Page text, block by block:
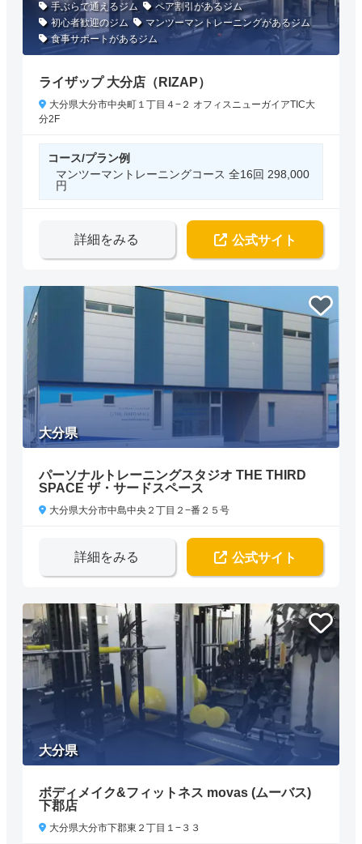
手ぶらで通えるジム
ペア割引があるジム
初心者歓迎のジム
マンツーマントレーニングがあるジム
食事サポートがあるジム
ライザップ 大分店（RIZAP）
大分県大分市中央町１丁目４−２ オフィスニューガイアTIC大
分2F
コース/プラン例
マンツーマントレーニングコース 全16回 298,000
円
詳細をみる 公式サイト
大分県
パーソナルトレーニングスタジオ THE THIRD
SPACE ザ・サードスペース
大分県大分市中島中央２丁目２−番２５号
詳細をみる 公式サイト
大分県
ボディメイク&フィットネス movas (ムーバス)
下郡店
大分県大分市下郡東２丁目１−３３